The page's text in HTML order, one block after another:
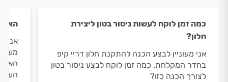
כמה זמן לוקח לעשות ניסור בטון ליצירת
חלון?
אני מעוניין לבצע הכנה להתקנת חלון דריי קיפ
בחדר המקלחת. כמה זמן לוקח לבצע ניסור בטון
לצורך הכנה כזו?
האם
אנו
מעט
האם